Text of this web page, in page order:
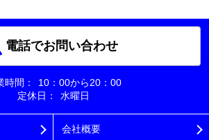
電話でお問い合わせ
時間：
10：00から20：00
定休日：
水曜日
会社概要